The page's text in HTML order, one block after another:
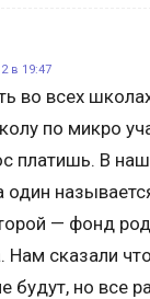
в 19:47
во всех
по микро
платишь. В
один
— фонд
Нам сказали
будут, но все